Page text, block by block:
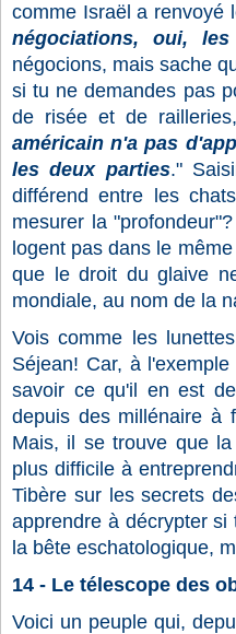
comme Israël a renvoyé
négociations, oui,
négocions, mais sache
si tu ne demandes pas
de risée et de
américain n'a pas
les deux parties."
différend entre les
mesurer la
logent pas dans le
que le droit du glaive
mondiale, au nom de la
Vois comme les
Séjean! Car, à
savoir ce qu'il en est
depuis des millénaire à
Mais, il se trouve que
plus difficile à
Tibère sur les secrets
apprendre à décrypter
la bête eschatologique,
14 - Le télescope des
Voici un peuple qui,